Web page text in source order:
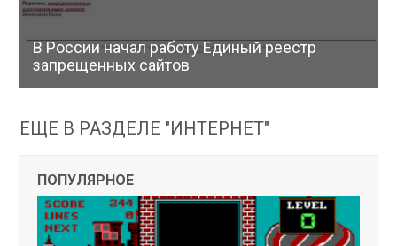
В России начал работу Единый реестр
запрещенных сайтов
ЕЩЕ В РАЗДЕЛЕ "ИНТЕРНЕТ"
ПОПУЛЯРНОЕ